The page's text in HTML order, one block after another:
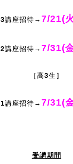
3講座招待→ 7/21(
2講座招待→ 7/31(
［高3生 ］
1講座招待→ 7/31(
受講期間